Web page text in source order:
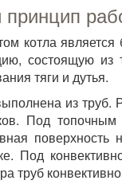
принцип
котла является
состоящую из
тяги и дутья.
из труб.
Под
Под
труб